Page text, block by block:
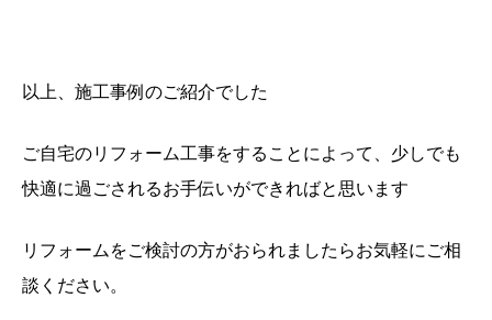
以上、施工事例のご紹介でした
ご自宅のリフォーム工事をすることによって、少しでも
快適に過ごされるお手伝いができればと思います
リフォームをご検討の方がおられましたらお気軽にご相
談ください。